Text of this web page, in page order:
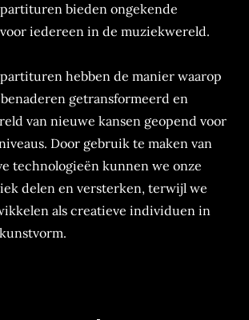
bieden ongekende
iedereen in de muziekwereld.
hebben de manier waarop
getransformeerd en
van nieuwe kansen geopend voor
Door gebruik te maken van
technologieën kunnen we onze
delen en versterken, terwijl we
als creatieve individuen in